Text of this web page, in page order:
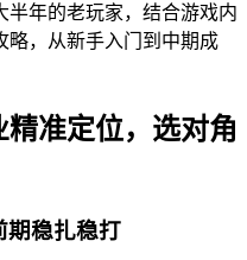
半年的老玩家，结合游戏内
略，从新手入门到中期成
准定位，选对角
期稳扎稳打